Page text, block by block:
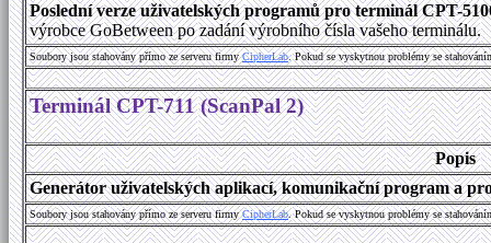
Poslední verze uživatelských programů pro terminál CPT-
výrobce GoBetween po zadání výrobního čísla vašeho terminálu.
Soubory jsou stahovány přímo ze serveru firmyCipherLab. Pokud se vyskytnou problémy se
Terminál CPT-711 (ScanPal 2)
Popis
Generátor uživatelských aplikací, komunikační program a
Soubory jsou stahovány přímo ze serveru firmyCipherLab. Pokud se vyskytnou problémy se